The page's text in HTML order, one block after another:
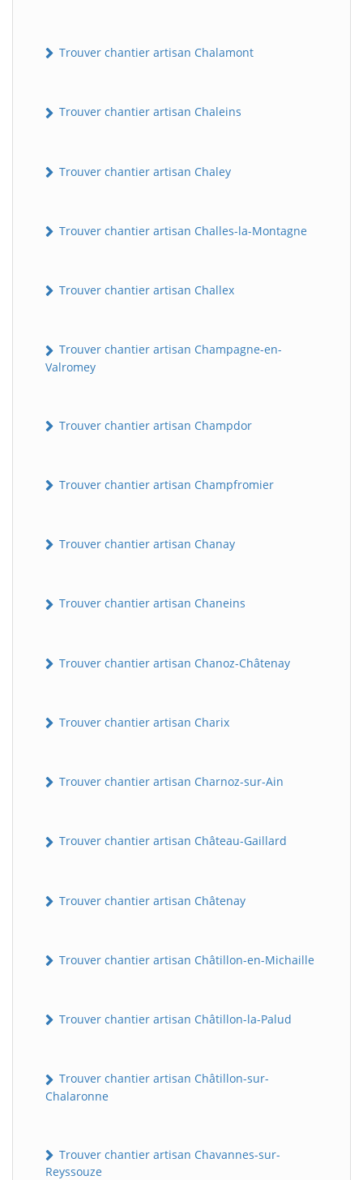
Trouver chantier artisan Chalamont
Trouver chantier artisan Chaleins
Trouver chantier artisan Chaley
Trouver chantier artisan Challes-la-Montagne
Trouver chantier artisan Challex
Trouver chantier artisan Champagne-en-
Valromey
Trouver chantier artisan Champdor
Trouver chantier artisan Champfromier
Trouver chantier artisan Chanay
Trouver chantier artisan Chaneins
Trouver chantier artisan Chanoz-Châtenay
Trouver chantier artisan Charix
Trouver chantier artisan Charnoz-sur-Ain
Trouver chantier artisan Château-Gaillard
Trouver chantier artisan Châtenay
Trouver chantier artisan Châtillon-en-Michaille
Trouver chantier artisan Châtillon-la-Palud
Trouver chantier artisan Châtillon-sur-
Chalaronne
Trouver chantier artisan Chavannes-sur-
Reyssouze